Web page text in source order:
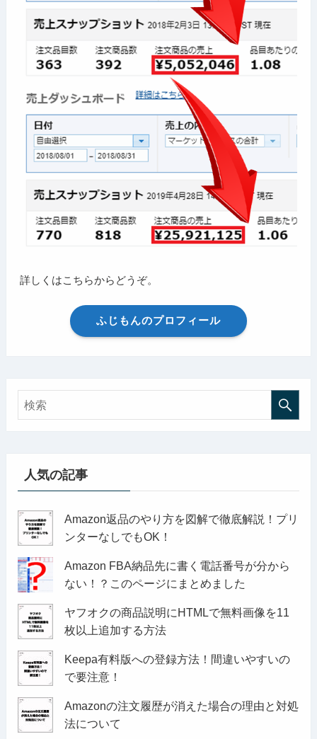
詳しくはこちらからどうぞ。
ふじもんのプロフィール
人気の記事
Amazon返品のやり方を図解で徹底解説！プリ
ンターなしでもOK！
Amazon FBA納品先に書く電話番号が分から
ない！？このページにまとめました
ヤフオクの商品説明にHTMLで無料画像を11
枚以上追加する方法
Keepa有料版への登録方法！間違いやすいの
で要注意！
Amazonの注文履歴が消えた場合の理由と対処
法について